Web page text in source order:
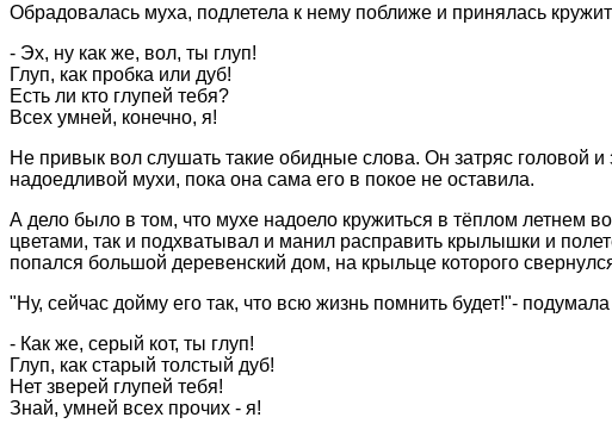
Обрадовалась муха, подлетела к нему поближе и принялась
- Эх, ну как же, вол, ты глуп!
Глуп, как пробка или дуб!
Есть ли кто глупей тебя?
Всех умней, конечно, я!
Не привык вол слушать такие обидные слова. Он затряс головой
надоедливой мухи, пока она сама его в покое не оставила.
А дело было в том, что мухе надоело кружиться в тёплом летнем
цветами, так и подхватывал и манил расправить крылышки и
попался большой деревенский дом, на крыльце которого
"Ну, сейчас дойму его так, что всю жизнь помнить будет!"-
- Как же, серый кот, ты глуп!
Глуп, как старый толстый дуб!
Нет зверей глупей тебя!
Знай, умней всех прочих - я!